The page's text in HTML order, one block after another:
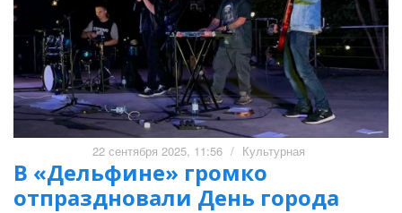
22 сентября 2025, 11:56 / Культурная
В «Дельфине» громко
отпраздновали День города